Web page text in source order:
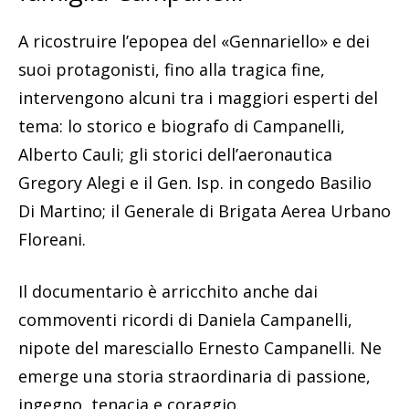
A ricostruire l’epopea del «Gennariello» e dei
suoi protagonisti, fino alla tragica fine,
intervengono alcuni tra i maggiori esperti del
tema: lo storico e biografo di Campanelli,
Alberto Cauli; gli storici dell’aeronautica
Gregory Alegi e il Gen. Isp. in congedo Basilio
Di Martino; il Generale di Brigata Aerea Urbano
Floreani.
Il documentario è arricchito anche dai
commoventi ricordi di Daniela Campanelli,
nipote del maresciallo Ernesto Campanelli. Ne
emerge una storia straordinaria di passione,
ingegno, tenacia e coraggio.